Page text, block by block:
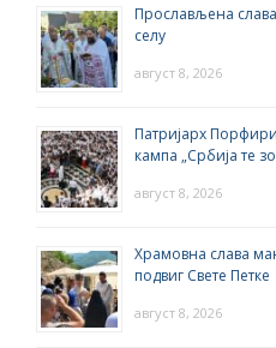
Прослављена
селу
август 8, 2026
Патријарх
кампа „Србија те
август 8, 2026
Храмовна слава
подвиг Свете Петке
август 8, 2026